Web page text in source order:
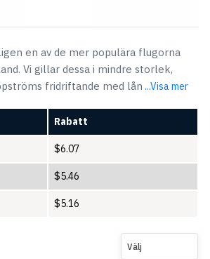
en av de mer populära flugorna
Vi gillar dessa i mindre storlek,
fridriftande med lån ...Visa mer
Rabatt
$6.07
$5.46
$5.16
Välj